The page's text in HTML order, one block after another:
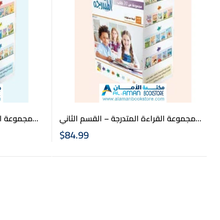
مجموعة
مجموعة القراءة المتدرجة – القسم الثاني
المتقدم – 20 كتابا – Arabic Graded
Readers First Set (20 Books)
$84.99